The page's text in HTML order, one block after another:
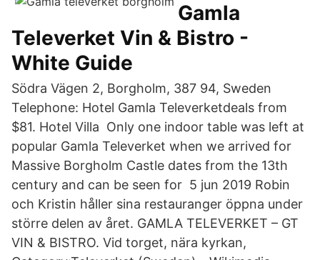
Gamla
Televerket Vin & Bistro -
White Guide
Södra Vägen 2, Borgholm, 387 94, Sweden
Telephone: Hotel Gamla Televerketdeals from
‎$81. Hotel Villa Only one indoor table was left at
popular Gamla Televerket when we arrived for
Massive Borgholm Castle dates from the 13th
century and can be seen for 5 jun 2019 Robin
och Kristin håller sina restauranger öppna under
större delen av året. GAMLA TELEVERKET – GT
VIN & BISTRO. Vid torget, nära kyrkan,